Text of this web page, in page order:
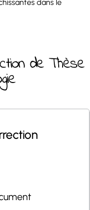
dans le
de Thèse